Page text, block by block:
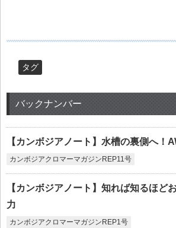
タグ
バックナンバー
【カンボジアノート】水槽の裏側へ！
カンボジアクロマーマガジンREP11号
【カンボジアノート】知れば知るほど
力
カンボジアクロマーマガジンREP1号